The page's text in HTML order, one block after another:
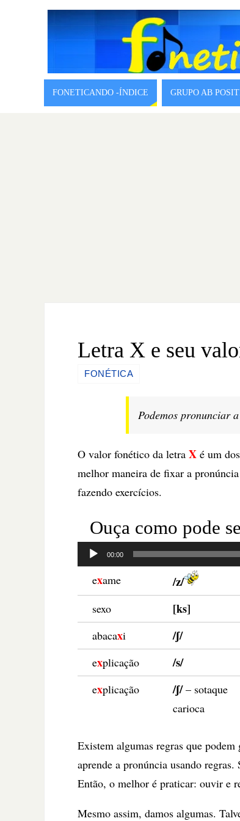
FONETICANDO -ÍNDICE GRUPO AB
Letra X e seu
FONÉTICA
Podemos pronunciar
O valor fonético da letra X é um
melhor maneira de fixar a
fazendo exercícios.
Ouça como pode
Tocador
de
áudio
00:00
exame /z/
sexo [ks]
abacaxi /ʃ/
explicação /s/
explicação /ʃ/– sotaque
carioca
Existem algumas regras que
aprende a pronúncia usando
Então, o melhor é praticar: ouvir e
Mesmo assim, damos algumas.